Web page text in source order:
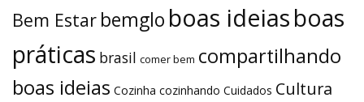
Bem Estar bemglo boas ideiasboas
práticas brasil comer bem compartilhando
boas ideias Cozinha cozinhando Cuidados Cultura